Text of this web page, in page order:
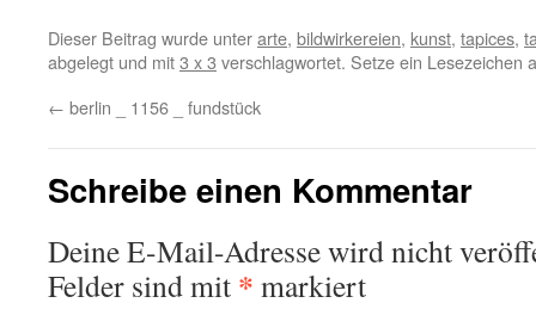
Dieser Beitrag wurde unterarte, bildwirkereien, kunst, tapices,
abgelegt und mit3 x 3 verschlagwortet. Setze ein Lesezeichen
← berlin _ 1156 _ fundstück
Schreibe einen Kommentar
Deine E-Mail-Adresse wird nicht
Felder sind mit * markiert